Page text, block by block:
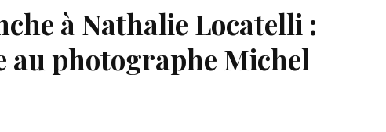
à Nathalie Locatelli :
au photographe Michel